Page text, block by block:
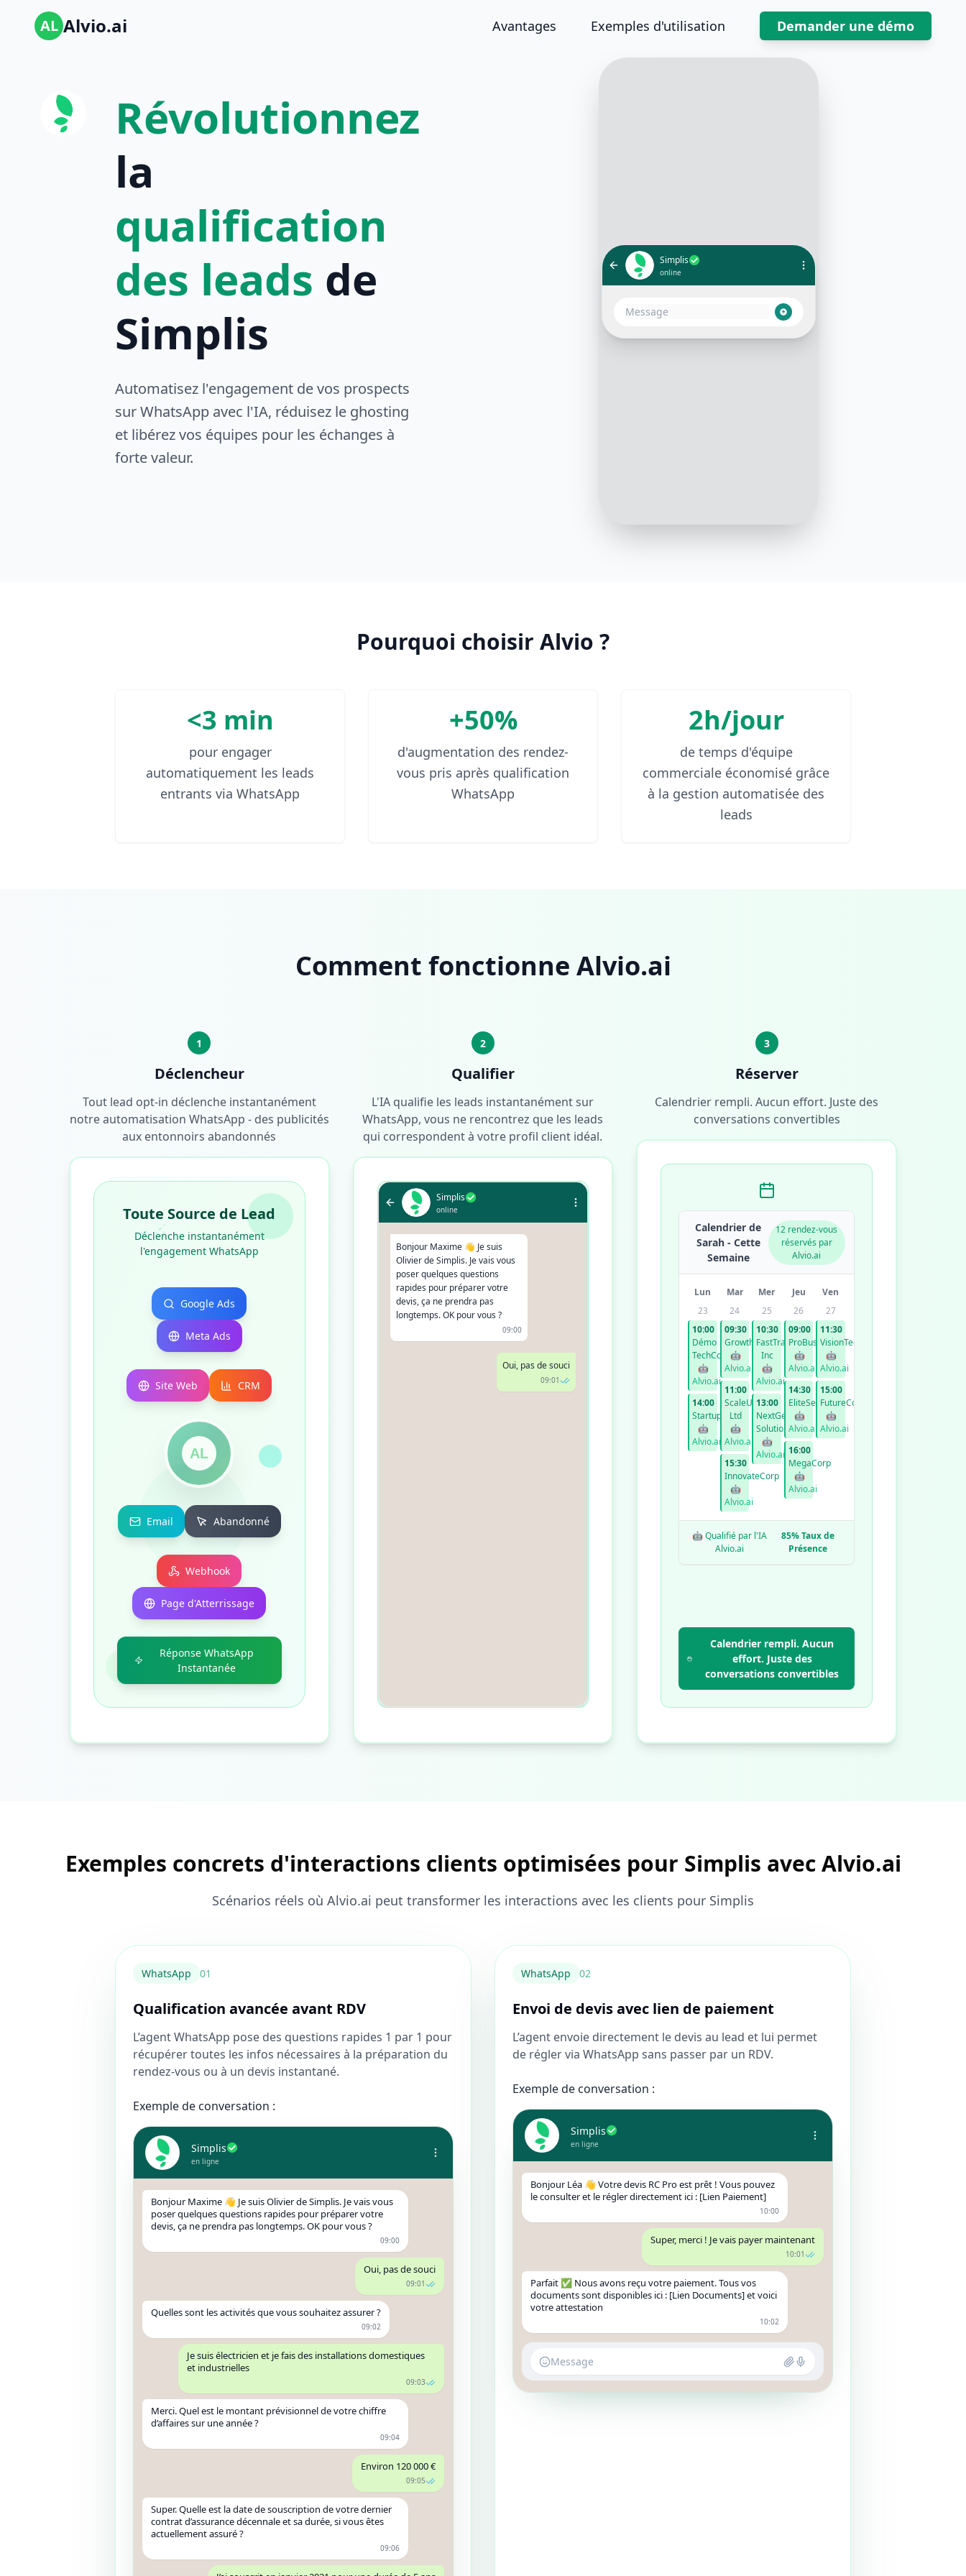
AL Alvio.ai Avantages Exemples d'utilisation Demander une démo
Révolutionnez
la
qualification
des leads de
Simplis
Automatisez l'engagement de vos prospects
sur WhatsApp avec l'IA, réduisez le ghosting
et libérez vos équipes pour les échanges à
forte valeur.
Simplis
online
Bonjour Maxime 👋 Je suis
poser quelques questions
Pourquoi choisir Alvio ?
<3 min
pour engager
automatiquement les leads
entrants via WhatsApp
+50%
d'augmentation des rendez-
vous pris après qualification
WhatsApp
2h/jour
de temps d'équipe
commerciale économisé grâce
à la gestion automatisée des
leads
Comment fonctionne Alvio.ai
1
Déclencheur
Tout lead opt-in déclenche instantanément
notre automatisation WhatsApp - des publicités
aux entonnoirs abandonnés
Toute Source de Lead
Déclenche instantanément
l'engagement WhatsApp
Google Ads
Meta Ads
Site Web CRM
AL
Email Abandonné
Webhook
Page d'Atterrissage
Réponse WhatsApp
Instantanée
2
Qualifier
L'IA qualifie les leads instantanément sur
WhatsApp, vous ne rencontrez que les leads
qui correspondent à votre profil client idéal.
Simplis
online
Bonjour Maxime 👋 Je suis
Olivier de Simplis. Je vais vous
poser quelques questions
rapides pour préparer votre
devis, ça ne prendra pas
longtemps. OK pour vous ?
09:00
Oui, pas de souci
09:01
3
Réserver
Calendrier rempli. Aucun effort. Juste des
conversations convertibles
Calendrier de
Sarah - Cette
Semaine
12 rendez-vous
réservés par
Alvio.ai
Lun Mar Mer Jeu
Ven
23
10:00
Démo
TechCorp
🤖
Alvio.ai
14:00
StartupXYZ
🤖
Alvio.ai
24
09:30
GrowthCo
🤖
Alvio.ai
11:00
ScaleUp
Ltd
🤖
Alvio.ai
15:30
InnovateCorp
🤖
Alvio.ai
25
10:30
FastTrack
Inc
🤖
Alvio.ai
13:00
NextGen
Solutions
🤖
Alvio.ai
26
09:00
ProBusiness
🤖
Alvio.ai
14:30
EliteServices
🤖
Alvio.ai
16:00
MegaCorp
🤖
Alvio.ai
27
11:30
VisionTech
🤖
Alvio.ai
15:00
FutureCorp
🤖
Alvio.ai
🤖 Qualifié par l'IA
Alvio.ai
85% Taux de
Présence
Calendrier rempli. Aucun
effort. Juste des
conversations convertibles
Exemples concrets d'interactions clients optimisées pour Simplis avec Alvio.ai
Scénarios réels où Alvio.ai peut transformer les interactions avec les clients pour Simplis
WhatsApp 01
Qualification avancée avant RDV
L’agent WhatsApp pose des questions rapides 1 par 1 pour
récupérer toutes les infos nécessaires à la préparation du
rendez-vous ou à un devis instantané.
Exemple de conversation :
Simplis
en ligne
Bonjour Maxime 👋 Je suis Olivier de Simplis. Je vais vous
poser quelques questions rapides pour préparer votre
devis, ça ne prendra pas longtemps. OK pour vous ?
09:00
Oui, pas de souci
09:01
Quelles sont les activités que vous souhaitez assurer ?
09:02
Je suis électricien et je fais des installations domestiques
et industrielles
09:03
Merci. Quel est le montant prévisionnel de votre chiffre
d’affaires sur une année ?
09:04
Environ 120 000 €
09:05
Super. Quelle est la date de souscription de votre dernier
contrat d’assurance décennale et sa durée, si vous êtes
actuellement assuré ?
09:06
WhatsApp 02
Envoi de devis avec lien de paiement
L’agent envoie directement le devis au lead et lui permet
de régler via WhatsApp sans passer par un RDV.
Exemple de conversation :
Simplis
en ligne
Bonjour Léa 👋 Votre devis RC Pro est prêt ! Vous pouvez
le consulter et le régler directement ici : [Lien Paiement]
10:00
Super, merci ! Je vais payer maintenant
10:01
Parfait ✅ Nous avons reçu votre paiement. Tous vos
documents sont disponibles ici : [Lien Documents] et voici
votre attestation
10:02
Message